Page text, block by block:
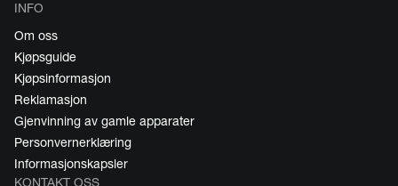
INFO
Om oss
Kjøpsguide
Kjøpsinformasjon
Reklamasjon
Gjenvinning av gamle apparater
Personvernerklæring
Informasjonskapsler
KONTAKT OSS